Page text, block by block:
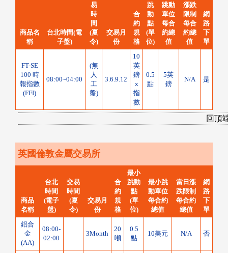
商品名
稱
台北時間(電
子盤)
易
時
間
(夏
令)
交易月
份
合
約
規
格
跳
動
點
(單
位)
跳動
單位
每合
約總
值
漲跌
限制
每合
約總
值
網
路
下
單
FT-SE
100 時
報指數
(FFI)
08:00~04:00
(無
人
工
盤)
3.6.9.12
10
英
鎊
x
指
數
0.5
點
5英
鎊
N/A 是
回頂
英國倫敦金屬交易所
商品
名稱
台北
時間
(電子
盤)
交易
時間
(夏
令)
交易月
份
合
約
規
格
最小
跳動
點
(單
位)
最小跳
動單位
每合約
總值
當日漲
跌限制
每合約
總值
網
路
下
單
鋁合
金
(AA)
08:00-
02:00
3Month
20
噸
0.5
點
10美元 N/A 否